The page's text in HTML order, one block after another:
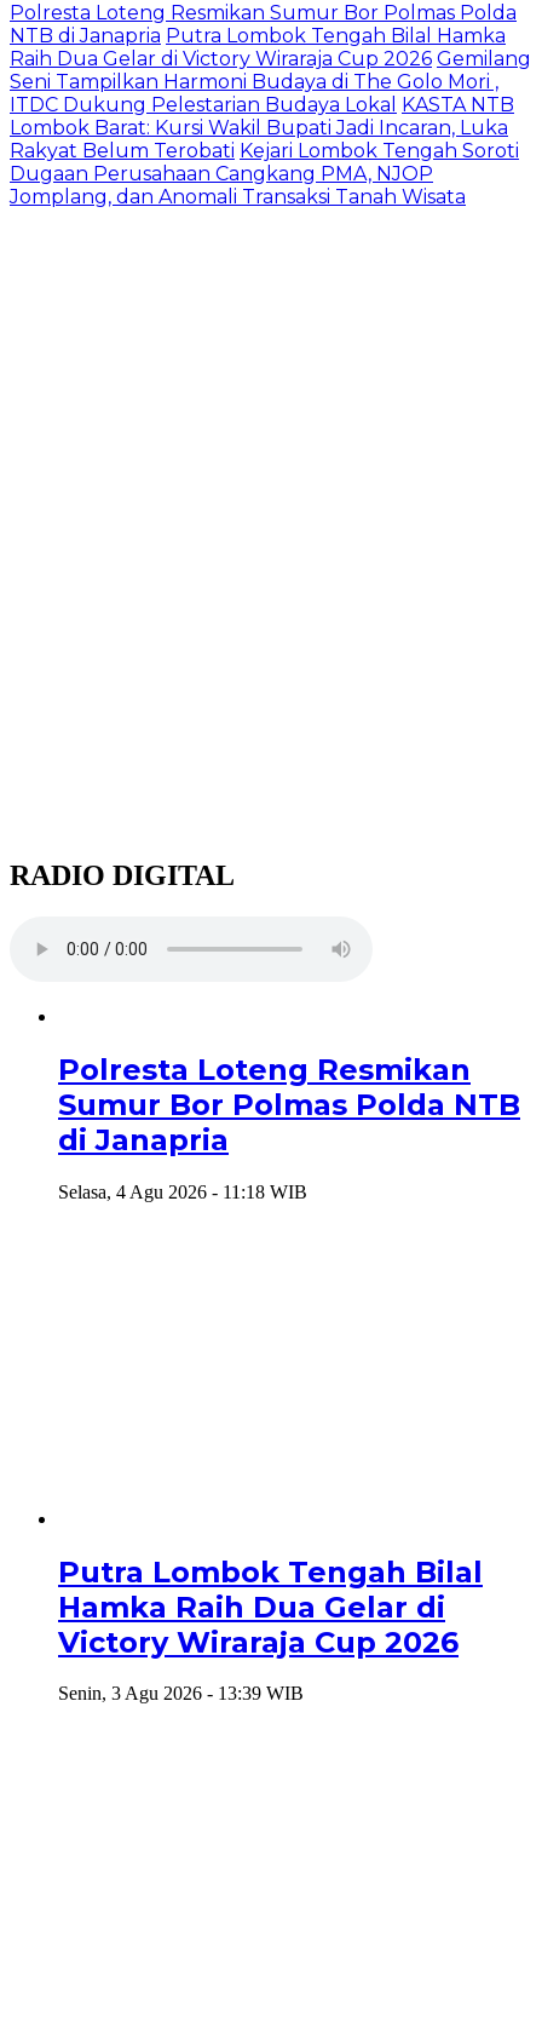
Polresta Loteng Resmikan Sumur Bor Polmas Polda
NTB di Janapria Putra Lombok Tengah Bilal Hamka
Raih Dua Gelar di Victory Wiraraja Cup 2026 Gemilang
Seni Tampilkan Harmoni Budaya di The Golo Mori ,
ITDC Dukung Pelestarian Budaya Lokal KASTA NTB
Lombok Barat: Kursi Wakil Bupati Jadi Incaran, Luka
Rakyat Belum Terobati Kejari Lombok Tengah Soroti
Dugaan Perusahaan Cangkang PMA, NJOP
Jomplang, dan Anomali Transaksi Tanah Wisata
RADIO DIGITAL
Polresta Loteng Resmikan
Sumur Bor Polmas Polda NTB
di Janapria
Selasa, 4 Agu 2026 - 11:18 WIB
Putra Lombok Tengah Bilal
Hamka Raih Dua Gelar di
Victory Wiraraja Cup 2026
Senin, 3 Agu 2026 - 13:39 WIB